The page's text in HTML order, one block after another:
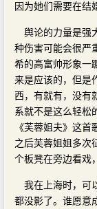
因为她们需要在结
舆论的力量是强
种伤害可能会很严
希的高富帅形象一
来是应该的，但是
西，有就有，没有
系就不是这么轻松
《芙蓉姐夫》这首
之后芙蓉姐姐多次
个板凳在旁边看戏
我在上海时，可
都没影了。谁愿意